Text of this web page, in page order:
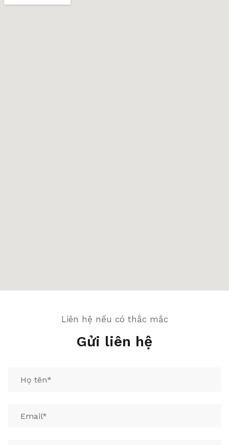
Liên hệ nếu có thắc mắc
Gửi liên hệ